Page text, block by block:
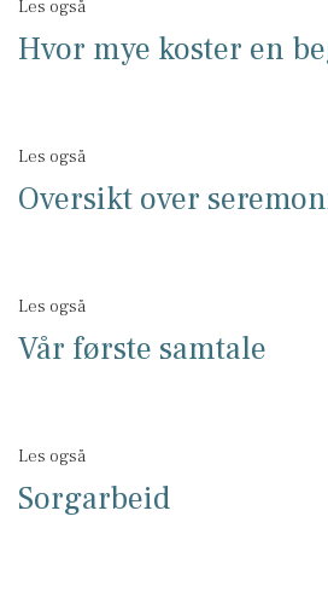
Les også
Hvor mye koster en
Les også
Oversikt over
Les også
Vår første samtale
Les også
Sorgarbeid